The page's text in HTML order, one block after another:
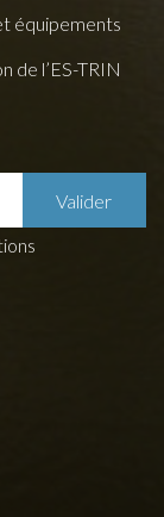
équipements
de l’ES-TRIN